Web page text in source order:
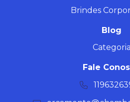
Brindes
Blog
Categoria
Fale